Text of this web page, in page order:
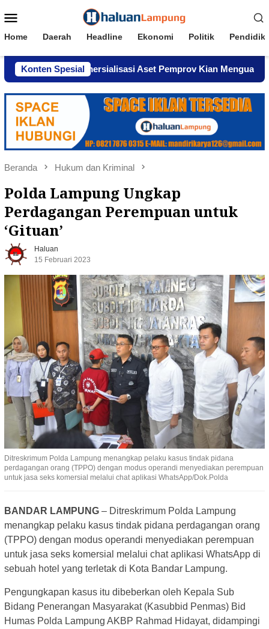
ke
Mobile
Home Daerah Headline Ekonomi Politik
Konten Spesial
Komersialisasi Aset Pemprov Kian Menguat
Beranda Hukum dan Kriminal
Polda Lampung Ungkap
Perdagangan Perempuan untuk
‘Gituan’
Haluan
15 Februari 2023
Ditreskrimum Polda Lampung menangkap pelaku kasus tindak pidana
perdagangan orang (TPPO) dengan modus operandi menyediakan perempuan
untuk jasa seks komersial melalui chat aplikasi WhatsApp/Dok.Polda
BANDAR LAMPUNG – Ditreskrimum Polda Lampung
menangkap pelaku kasus tindak pidana perdagangan orang
(TPPO) dengan modus operandi menyediakan perempuan
untuk jasa seks komersial melalui chat aplikasi WhatsApp di
sebuah hotel yang terletak di Kota Bandar Lampung.
Pengungkapan kasus itu dibeberkan oleh Kepala Sub
Bidang Penerangan Masyarakat (Kasubbid Penmas) Bid
Humas Polda Lampung AKBP Rahmad Hidayat, didampingi